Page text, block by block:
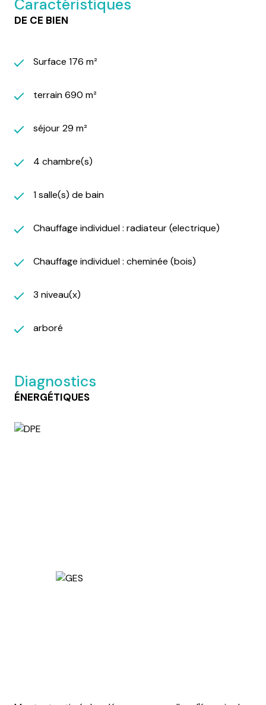
Caractéristiques
DE CE BIEN
Surface 176 m²
terrain 690 m²
séjour 29 m²
4 chambre(s)
1 salle(s) de bain
Chauffage individuel : radiateur (electrique)
Chauffage individuel : cheminée (bois)
3 niveau(x)
arboré
Diagnostics
ÉNERGÉTIQUES